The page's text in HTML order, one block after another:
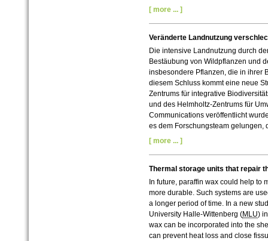
[ more ... ]
Veränderte Landnutzung
Die intensive Landnutzung durch
Bestäubung von Wildpflanzen und
insbesondere Pflanzen, die in ihrer
diesem Schluss kommt eine neue
Zentrums für integrative
und des Helmholtz-Zentrums für
Communications veröffentlicht
es dem Forschungsteam gelungen,
[ more ... ]
Thermal storage units that repair
In future, paraffin wax could help to
more durable. Such systems are
a longer period of time. In a new
University Halle-Wittenberg (MLU)
wax can be incorporated into the
can prevent heat loss and close